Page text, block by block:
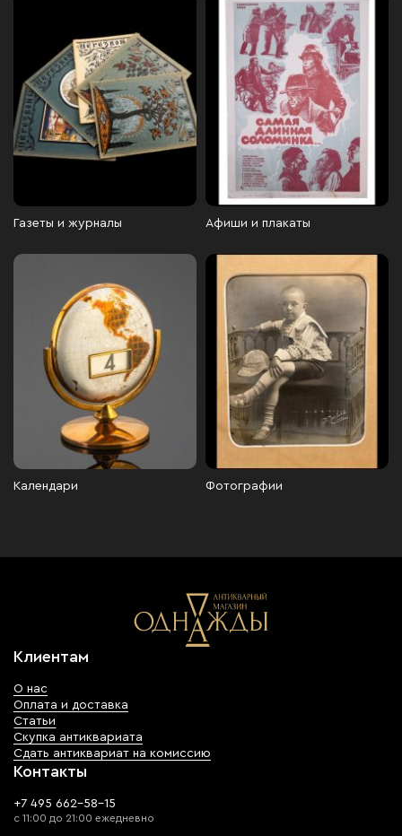
Газеты и журналы Афиши и плакаты
Календари Фотографии
Клиентам
О нас
Оплата и доставка
Статьи
Скупка антиквариата
Сдать антиквариат на комиссию
Контакты
+7 495 662-58-15
с 11:00 до 21:00 ежедневно